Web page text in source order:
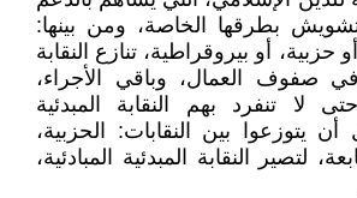
بطرقها الخاصة، ومن بينها:
حزبية، أو بيروقراطية، تنازع النقابة
في صفوف العمال، وباقي الأجراء،
لا تنفرد بهم النقابة المبدئية
أن يتوزعوا بين النقابات: الحزبية،
لتصير النقابة المبدئية المبادئية،